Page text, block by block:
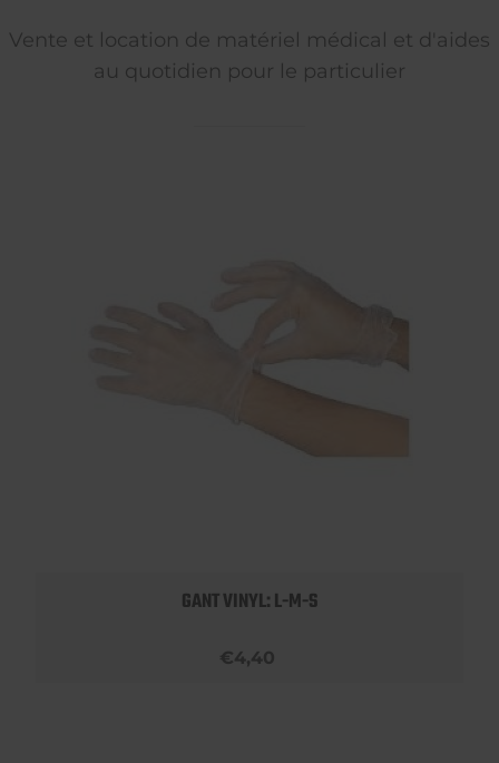
Vente et location de matériel médical et d'aides
au quotidien pour le particulier
GANT VINYL: L-M-S
€4,40